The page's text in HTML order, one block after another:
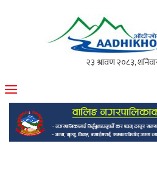
मोफसलकै लोकप्रिय अनलाइन पत्रिका